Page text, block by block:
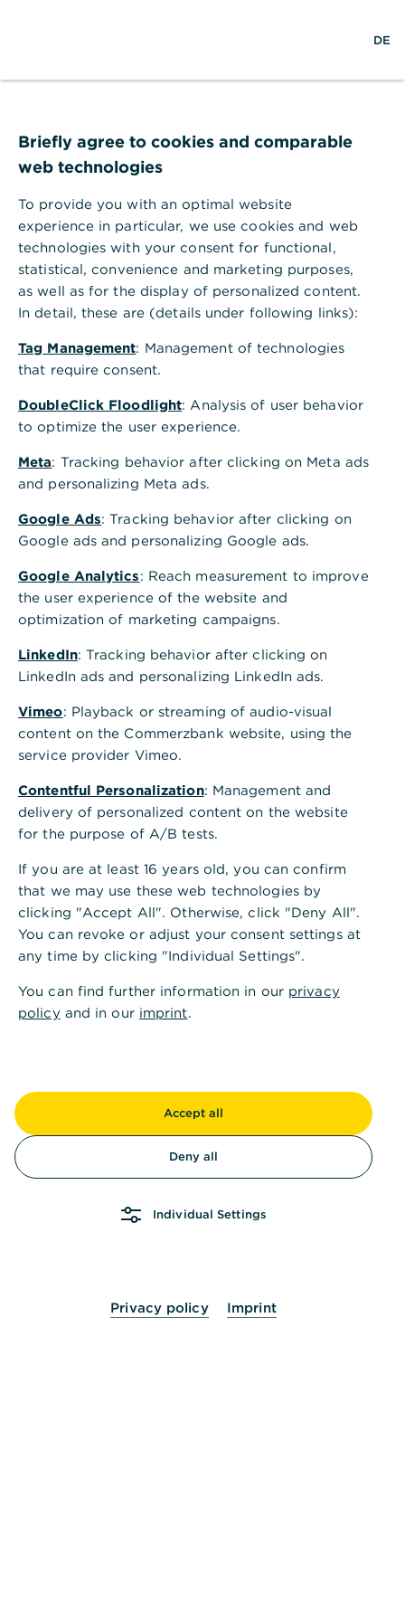
h
i
e
ü
PIN für HBCI-Verfahren verwalten
PIN für HBCI-Verfahren verwalten
Sie können die PIN für das HBCI-Verfahren über
verschiedene Wege verwalten, die wir Ihnen
folgend bereitstellen.
Wie ändere ich die PIN für das PIN /
TAN Verfahren?​
Was muss ich über die PIN der HBCI-
Chipkarte wissen?
Wie ändere ich die PIN meiner HBCI-
Ist diese Information hilfreich?
Nein
Andere fragten auch:
Ersteinrichtung eines HBCI-Zugangs in
StarMoney
StarMoney: Wie stelle ich meine elektronische
Signatur auf PIN / TAN um?
Wie synchronisiere ich in StarMoney?
DE
Briefly agree to cookies and comparable
web technologies
To provide you with an optimal website
experience in particular, we use cookies and web
technologies with your consent for functional,
statistical, convenience and marketing purposes,
as well as for the display of personalized content.
In detail, these are (details under following links):
Tag Management: Management of technologies
that require consent.
DoubleClick Floodlight: Analysis of user behavior
to optimize the user experience.
Meta: Tracking behavior after clicking on Meta ads
and personalizing Meta ads.
Google Ads: Tracking behavior after clicking on
Google ads and personalizing Google ads.
Google Analytics: Reach measurement to improve
the user experience of the website and
optimization of marketing campaigns.
LinkedIn: Tracking behavior after clicking on
LinkedIn ads and personalizing LinkedIn ads.
Vimeo: Playback or streaming of audio-visual
content on the Commerzbank website, using the
service provider Vimeo.
Contentful Personalization: Management and
delivery of personalized content on the website
for the purpose of A/B tests.
If you are at least 16 years old, you can confirm
that we may use these web technologies by
clicking "Accept All". Otherwise, click "Deny All".
You can revoke or adjust your consent settings at
any time by clicking "Individual Settings".
You can find further information in our privacy
policyand in our imprint.
Accept all
Deny all
Individual Settings
Privacy policy Imprint